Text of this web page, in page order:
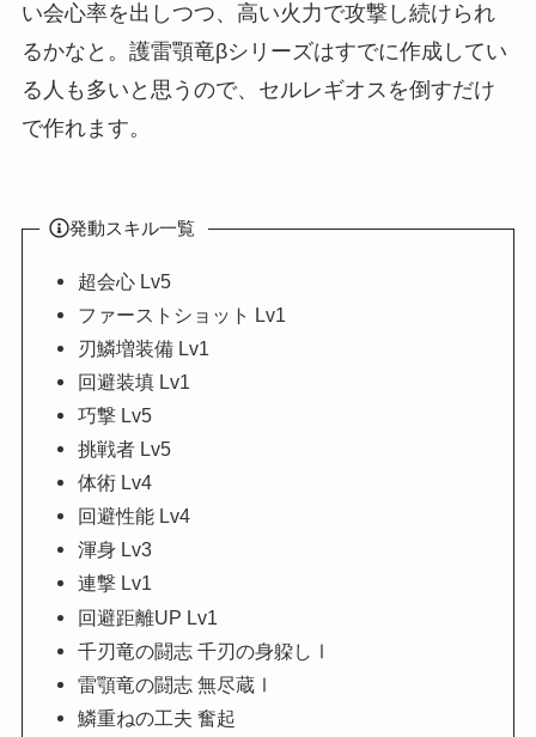
い会心率を出しつつ、高い火力で攻撃し続けられ
るかなと。護雷顎竜βシリーズはすでに作成してい
る人も多いと思うので、セルレギオスを倒すだけ
で作れます。
発動スキル一覧
超会心 Lv5
ファーストショット Lv1
刃鱗増装備 Lv1
回避装填 Lv1
巧撃 Lv5
挑戦者 Lv5
体術 Lv4
回避性能 Lv4
渾身 Lv3
連撃 Lv1
回避距離UP Lv1
千刃竜の闘志 千刃の身躱しⅠ
雷顎竜の闘志 無尽蔵Ⅰ
鱗重ねの工夫 奮起